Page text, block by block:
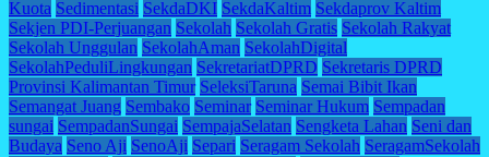
Kuota Sedimentasi SekdaDKI SekdaKaltim Sekdaprov Kaltim
Sekjen PDI-Perjuangan Sekolah Sekolah Gratis Sekolah Rakyat
Sekolah Unggulan SekolahAman SekolahDigital
SekolahPeduliLingkungan SekretariatDPRD Sekretaris DPRD
Provinsi Kalimantan Timur SeleksiTaruna Semai Bibit Ikan
Semangat Juang Sembako Seminar Seminar Hukum Sempadan
sungai SempadanSungai SempajaSelatan Sengketa Lahan Seni dan
Budaya Seno Aji SenoAji Separi Seragam Sekolah SeragamSekolah